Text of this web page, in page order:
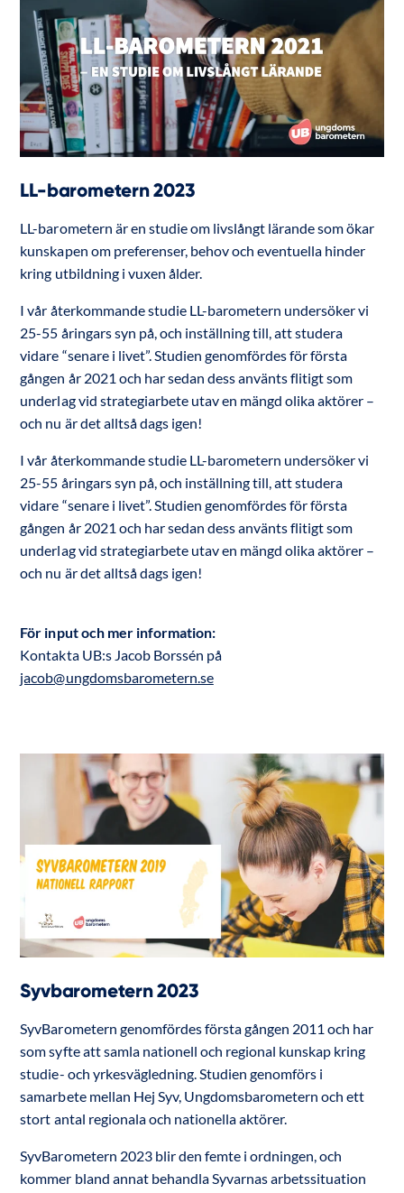
LL-barometern 2023
LL-barometern är en studie om livslångt lärande som ökar
kunskapen om preferenser, behov och eventuella hinder
kring utbildning i vuxen ålder.
I vår återkommande studie LL-barometern undersöker vi
25-55 åringars syn på, och inställning till, att studera
vidare “senare i livet”. Studien genomfördes för första
gången år 2021 och har sedan dess använts flitigt som
underlag vid strategiarbete utav en mängd olika aktörer –
och nu är det alltså dags igen!
I vår återkommande studie LL-barometern undersöker vi
25-55 åringars syn på, och inställning till, att studera
vidare “senare i livet”. Studien genomfördes för första
gången år 2021 och har sedan dess använts flitigt som
underlag vid strategiarbete utav en mängd olika aktörer –
och nu är det alltså dags igen!
För input och mer information:
Kontakta UB:s Jacob Borssén på
jacob@ungdomsbarometern.se
Syvbarometern 2023
SyvBarometern genomfördes första gången 2011 och har
som syfte att samla nationell och regional kunskap kring
studie- och yrkesvägledning. Studien genomförs i
samarbete mellan Hej Syv, Ungdomsbarometern och ett
stort antal regionala och nationella aktörer.
SyvBarometern 2023 blir den femte i ordningen, och
kommer bland annat behandla Syvarnas arbetssituation